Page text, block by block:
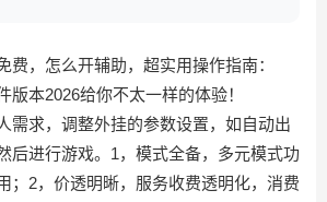
费，怎么开辅助，超实用操作指南：
版本2026给你不太一样的体验！
需求，调整外挂的参数设置，如自动出
后进行游戏。1，模式全备，多元模式功
；2，价透明晰，服务收费透明化，消费